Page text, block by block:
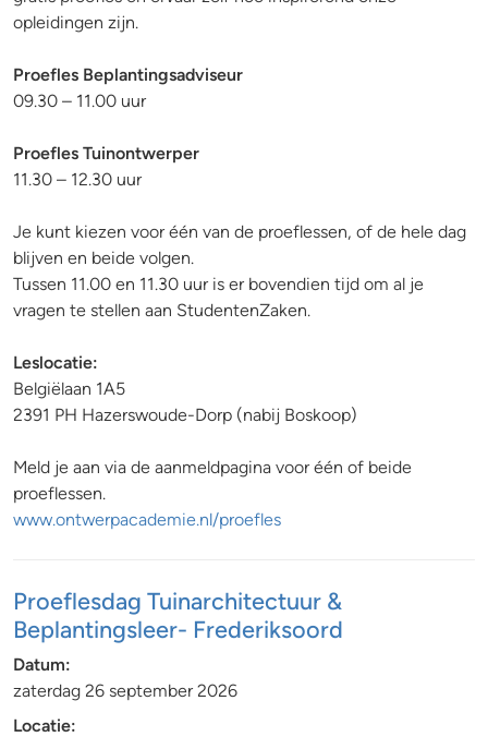
opleidingen zijn.
Proefles Beplantingsadviseur
09.30 – 11.00 uur
Proefles Tuinontwerper
11.30 – 12.30 uur
Je kunt kiezen voor één van de proeflessen, of de hele dag
blijven en beide volgen.
Tussen 11.00 en 11.30 uur is er bovendien tijd om al je
vragen te stellen aan StudentenZaken.
Leslocatie:
Belgiëlaan 1A5
2391 PH Hazerswoude-Dorp (nabij Boskoop)
Meld je aan via de aanmeldpagina voor één of beide
proeflessen.
www.ontwerpacademie.nl/proefles
Proeflesdag Tuinarchitectuur &
Beplantingsleer- Frederiksoord
Datum:
zaterdag 26 september 2026
Locatie: